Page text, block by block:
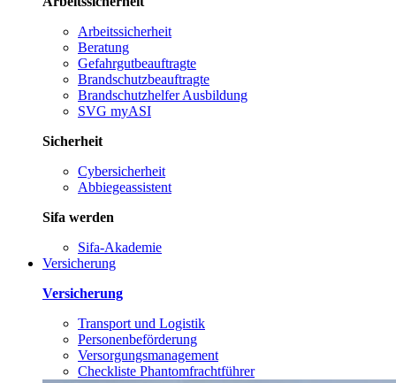
Arbeitssicherheit
Beratung
Gefahrgutbeauftragte
Brandschutzbeauftragte
Brandschutzhelfer Ausbildung
SVG myASI
Sicherheit
Cybersicherheit
Abbiegeassistent
Sifa werden
Sifa-Akademie
Versicherung
Versicherung
Transport und Logistik
Personenbeförderung
Versorgungsmanagement
Checkliste Phantomfrachtführer